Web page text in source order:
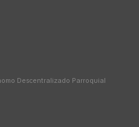
Descentralizado Parroquial